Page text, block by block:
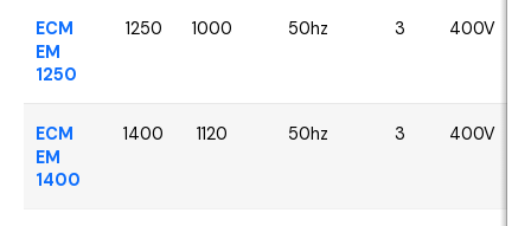
ECM
EM
1250
1250 1000 50hz 3 400V
ECM
EM
1400
1400 1120 50hz 3 400V